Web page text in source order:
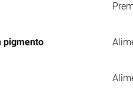
pigmento